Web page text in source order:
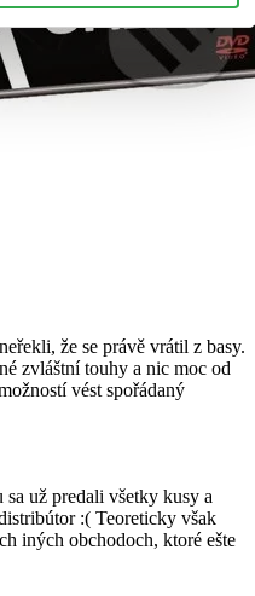
že se právě vrátil z basy.
zvláštní touhy a nic moc od
vést spořádaný
už predali všetky kusy a
:( Teoreticky však
iných obchodoch, ktoré ešte